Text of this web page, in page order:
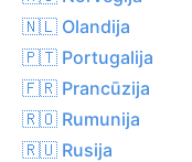
🇳🇱 Olandija
🇵🇹 Portugalija
🇫🇷 Prancūzija
🇷🇴 Rumunija
🇷🇺 Rusija